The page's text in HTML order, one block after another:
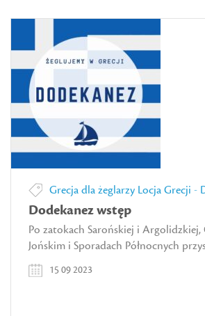
Grecja dla żeglarzy Locja Grecji -
Dodekanez wstęp
Po zatokach Sarońskiej i
Jońskim i Sporadach Północnych
15 09 2023